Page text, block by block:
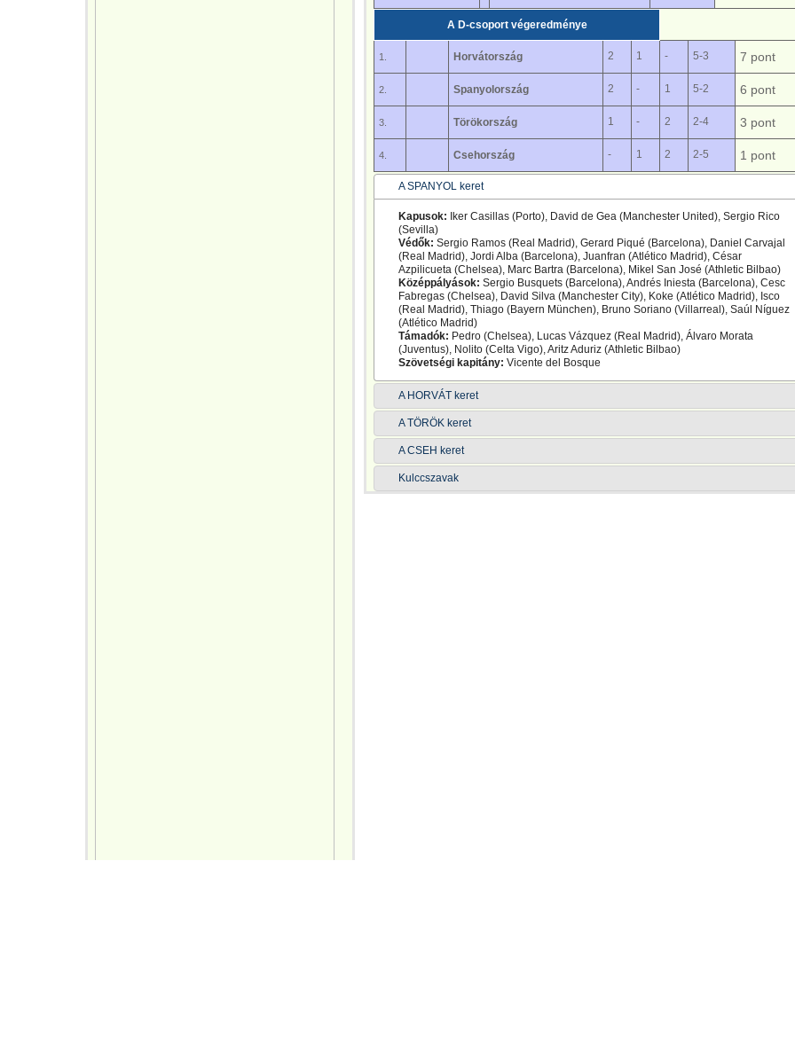
A D-csoport végeredménye
1. Horvátország 2 1 - 5-3 7 pont
2. Spanyolország 2 - 1 5-2 6 pont
3. Törökország 1 - 2 2-4 3 pont
4. Csehország - 1 2 2-5 1 pont
A SPANYOL keret
Kapusok:
Iker Casillas (Porto), David de Gea (Manchester United), Sergio Rico
(Sevilla)
Védők: Sergio Ramos (Real Madrid), Gerard Piqué (Barcelona), Daniel Carvajal
(Real Madrid), Jordi Alba (Barcelona), Juanfran (Atlético Madrid), César
Azpilicueta (Chelsea), Marc Bartra (Barcelona), Mikel San José (Athletic Bilbao)
Középpályások: Sergio Busquets (Barcelona), Andrés Iniesta (Barcelona), Cesc
Fabregas (Chelsea), David Silva (Manchester City), Koke (Atlético Madrid), Isco
(Real Madrid), Thiago (Bayern München), Bruno Soriano (Villarreal), Saúl Níguez
(Atlético Madrid)
Támadók: Pedro (Chelsea), Lucas Vázquez (Real Madrid), Álvaro Morata
(Juventus), Nolito (Celta Vigo), Aritz Aduriz (Athletic Bilbao)
Szövetségi kapitány: Vicente del Bosque
A HORVÁT keret
A TÖRÖK keret
A CSEH keret
Kulccszavak